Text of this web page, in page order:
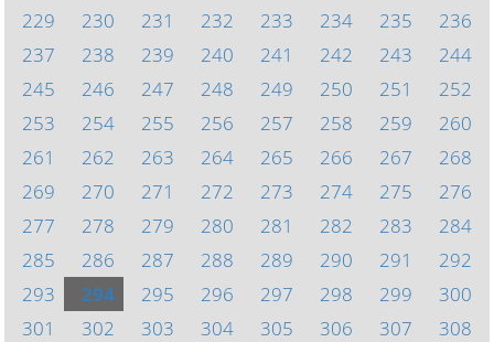
229
230 231 232 233 234 235
236
237
238 239 240 241 242 243
244
245
246 247 248 249 250 251
252
253
254 255 256 257 258 259
260
261
262 263 264 265 266 267
268
269
270 271 272 273 274 275
276
277
278 279 280 281 282 283
284
285
286 287 288 289 290 291
292
293
294 295 296 297 298 299
300
301
302 303 304 305 306 307
308